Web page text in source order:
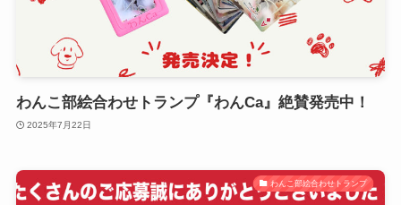
わんこ部絵合わせトランプ『わんCa』絶賛発売中！
2025年7月22日
わんこ部絵合わせトランプ